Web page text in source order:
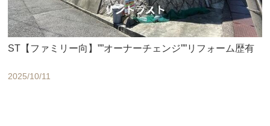
ST【ファミリー向】””オーナーチェンジ””リフォーム歴有
2025/10/11